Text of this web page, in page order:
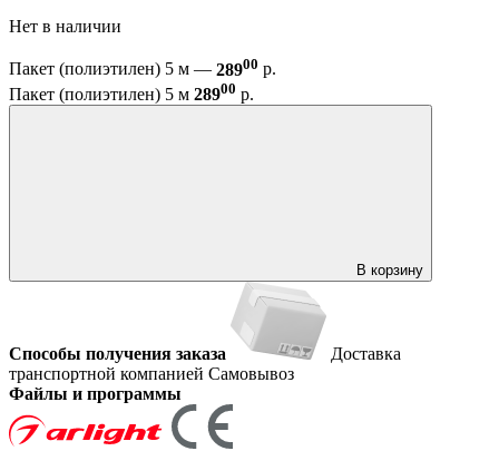
Нет в наличии
Пакет (полиэтилен) 5 м — 28900 р.
Пакет (полиэтилен) 5 м 28900 р.
В корзину
Способы получения заказа
Доставка
транспортной компанией Самовывоз
Файлы и программы